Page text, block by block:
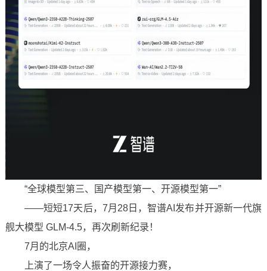
“全球模型第三、国产模型第一、开源模型第一”
——短短17天后，7月28日，智谱AI发布并开源新一代旗
舰大模型 GLM-4.5，再次刷新纪录！
7月的北京AI圈，
上演了一场令人振奋的开源接力赛，